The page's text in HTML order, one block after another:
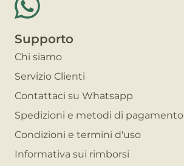
Supporto
Chi siamo
Servizio Clienti
Contattaci su Whatsapp
Spedizioni e metodi di pagamento
Condizioni e termini d'uso
Informativa sui rimborsi